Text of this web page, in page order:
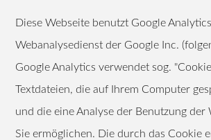
Diese Webseite benutzt Google
Webanalysedienst der Google Inc.
Google Analytics verwendet sog.
Textdateien, die auf Ihrem Computer
und die eine Analyse der Benutzung der
Sie ermöglichen. Die durch das Cookie